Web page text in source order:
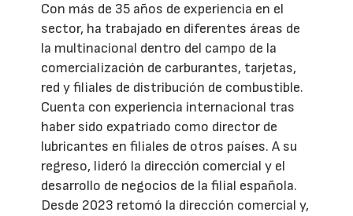
Con más de 35 años de experiencia en el
sector, ha trabajado en diferentes áreas de
la multinacional dentro del campo de la
comercialización de carburantes, tarjetas,
red y filiales de distribución de combustible.
Cuenta con experiencia internacional tras
haber sido expatriado como director de
lubricantes en filiales de otros países. A su
regreso, lideró la dirección comercial y el
desarrollo de negocios de la filial española.
Desde 2023 retomó la dirección comercial y,